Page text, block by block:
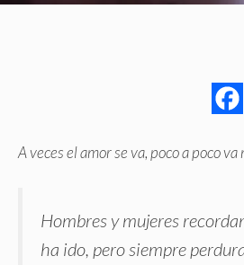
A veces el amor se va, poco a poco
Hombres y mujeres
ha ido, pero siempre